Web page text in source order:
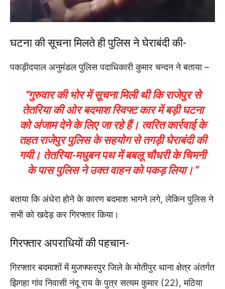
घटना की सूचना मिलते ही पुलिस ने घेराबंदी की-
पकड़ीदयाल अनुमंडल पुलिस पदाधिकारी कुमार चन्दन ने बताया –
“गुरुवार की भोर में सूचना मिली थी कि राजेपुर से
तेतरिया की ओर बदमाश स्विफ्ट कार में बड़ी घटना
को अंजाम देने के लिए जा रहे हैं। त्वरित कार्रवाई के
तहत राजेपुर पुलिस के सहयोग से तगड़ी घेराबंदी की
गयी। तेतरिया-मधुबन पथ में बबलू चौधरी के चिमनी
के पास पुलिस ने उक्त वाहन को पकड़ लिया।”
बताया कि अंधेरा होने के कारण बदमाश भागने लगे, लेकिन पुलिस ने
सभी को खदेड़ कर गिरफ्तार किया।
गिरफ्तार अपराधियों की पहचान-
गिरफ्तार बदमाशों में मुजफ्फरपुर जिले के मोतीपुर थाना क्षेत्र अंतर्गत
झिगहा गांव निवासी नंदू राय के पुत्र सत्यम कुमार (22), मठिया